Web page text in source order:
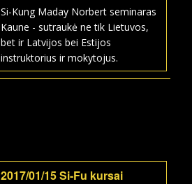
Si-Kung Maday Norbert seminaras
Kaune - sutraukė ne tik Lietuvos,
bet ir Latvijos bei Estijos
instruktorius ir mokytojus.
2017/01/15 Si-Fu kursai